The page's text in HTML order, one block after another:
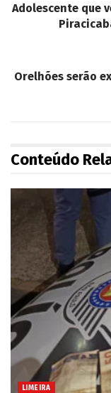
Adolescente que
Orelhões serão
Conteúdo
LIMEIRA